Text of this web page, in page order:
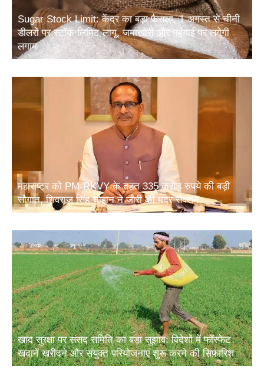
Sugar Stock Limit: केंद्र का बड़ा फैसला, 1 अगस्त से चीनी
डीलरों पर स्टॉक लिमिट लागू, जमाखोरी और महंगाई पर लगेगी
लगाम
महाराष्ट्र को PM-RKVY के तहत 335 करोड़ रुपये की बड़ी
सौगात, शिवराज सिंह चौहान ने जारी की मदर सैंक्शन
खाद सुरक्षा पर संसद समिति का बड़ा सुझाव: विदेशों में फॉस्फेट
खदानें खरीदने और संयुक्त परियोजनाएं शुरू करने की सिफारिश